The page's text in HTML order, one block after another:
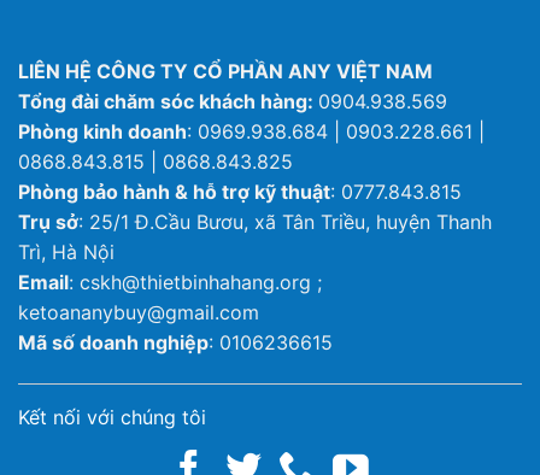
LIÊN HỆ CÔNG TY CỔ PHẦN ANY VIỆT NAM
Tổng đài chăm sóc khách hàng: 0904.938.569
Phòng kinh doanh: 0969.938.684 | 0903.228.661 |
0868.843.815 | 0868.843.825
Phòng bảo hành & hỗ trợ kỹ thuật: 0777.843.815
Trụ sở: 25/1 Đ.Cầu Bươu, xã Tân Triều, huyện Thanh
Trì, Hà Nội
Email: cskh@thietbinhahang.org ;
ketoananybuy@gmail.com
Mã số doanh nghiệp: 0106236615
Kết nối với chúng tôi